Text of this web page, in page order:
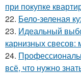
при покупке
22. Бело-зеленая
23. Идеальный
карнизных свесов:
24.
всё, что нужно